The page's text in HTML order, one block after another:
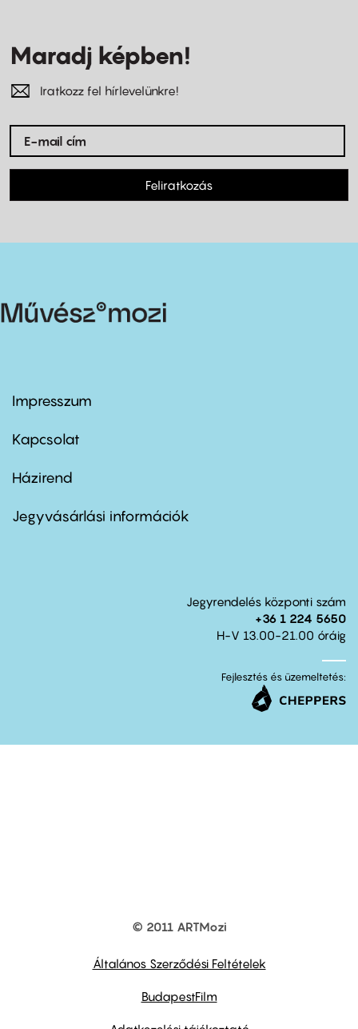
Maradj képben!
Iratkozz fel hírlevelünkre!
Feliratkozás
Footer
first
Impresszum
Kapcsolat
Footer
second
Házirend
Jegyvásárlási információk
Jegyrendelés központi szám
+36 1 224 5650
H-V 13.00-21.00 óráig
Fejlesztés és üzemeltetés:
© 2011 ARTMozi
Általános Szerződési Feltételek
BudapestFilm